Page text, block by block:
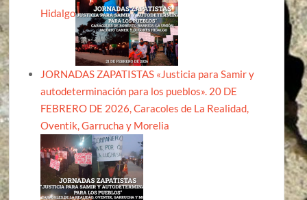
Hidalgo
JORNADAS ZAPATISTAS «Justicia para Samir y
autodeterminación para los pueblos». 20 DE
FEBRERO DE 2026, Caracoles de La Realidad,
Oventik, Garrucha y Morelia